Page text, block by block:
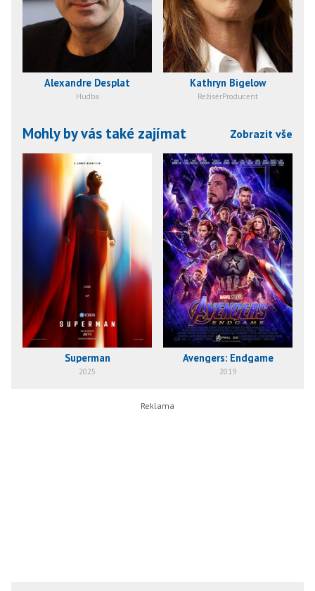
Alexandre Desplat
Hudba
Kathryn Bigelow
RežisérProducent
Mohly by vás také zajímat Zobrazit vše
Superman
2025
Avengers: Endgame
2019